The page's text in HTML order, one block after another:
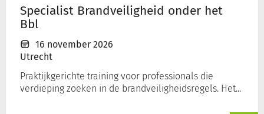
Specialist Brandveiligheid onder het
Bbl
16 november 2026
Utrecht
Praktijkgerichte training voor professionals die
verdieping zoeken in de brandveiligheidsregels. Het...